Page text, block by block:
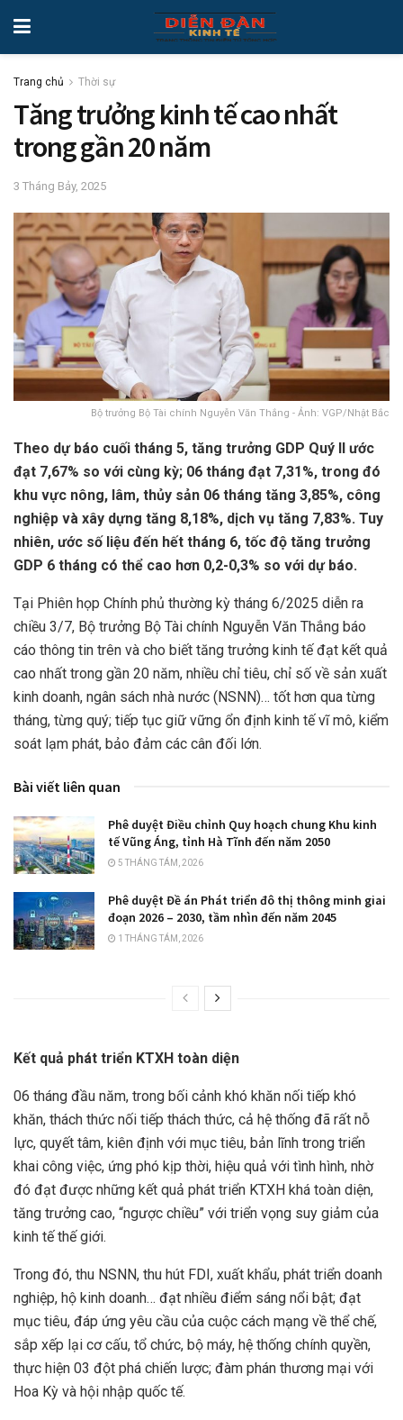
Trang chủ Thời sự
Tăng trưởng kinh tế cao nhất
trong gần 20 năm
3 Tháng Bảy, 2025
Bộ trưởng Bộ Tài chính Nguyễn Văn Thắng - Ảnh: VGP/Nhật Bắc
Theo dự báo cuối tháng 5, tăng trưởng GDP Quý II ước
đạt 7,67% so với cùng kỳ; 06 tháng đạt 7,31%, trong đó
khu vực nông, lâm, thủy sản 06 tháng tăng 3,85%, công
nghiệp và xây dựng tăng 8,18%, dịch vụ tăng 7,83%. Tuy
nhiên, ước số liệu đến hết tháng 6, tốc độ tăng trưởng
GDP 6 tháng có thể cao hơn 0,2-0,3% so với dự báo.
Tại Phiên họp Chính phủ thường kỳ tháng 6/2025 diễn ra
chiều 3/7, Bộ trưởng Bộ Tài chính Nguyễn Văn Thắng báo
cáo thông tin trên và cho biết tăng trưởng kinh tế đạt kết quả
cao nhất trong gần 20 năm, nhiều chỉ tiêu, chỉ số về sản xuất
kinh doanh, ngân sách nhà nước (NSNN)… tốt hơn qua từng
tháng, từng quý; tiếp tục giữ vững ổn định kinh tế vĩ mô, kiểm
soát lạm phát, bảo đảm các cân đối lớn.
Bài viết liên quan
Phê duyệt Điều chỉnh Quy hoạch chung Khu kinh
tế Vũng Áng, tỉnh Hà Tĩnh đến năm 2050
5 THÁNG TÁM, 2026
Phê duyệt Đề án Phát triển đô thị thông minh giai
đoạn 2026 – 2030, tầm nhìn đến năm 2045
1 THÁNG TÁM, 2026
Kết quả phát triển KTXH toàn diện
06 tháng đầu năm, trong bối cảnh khó khăn nối tiếp khó
khăn, thách thức nối tiếp thách thức, cả hệ thống đã rất nỗ
lực, quyết tâm, kiên định với mục tiêu, bản lĩnh trong triển
khai công việc, ứng phó kịp thời, hiệu quả với tình hình, nhờ
đó đạt được những kết quả phát triển KTXH khá toàn diện,
tăng trưởng cao, “ngược chiều” với triển vọng suy giảm của
kinh tế thế giới.
Trong đó, thu NSNN, thu hút FDI, xuất khẩu, phát triển doanh
nghiệp, hộ kinh doanh… đạt nhiều điểm sáng nổi bật; đạt
mục tiêu, đáp ứng yêu cầu của cuộc cách mạng về thể chế,
sắp xếp lại cơ cấu, tổ chức, bộ máy, hệ thống chính quyền,
thực hiện 03 đột phá chiến lược; đàm phán thương mại với
Hoa Kỳ và hội nhập quốc tế.